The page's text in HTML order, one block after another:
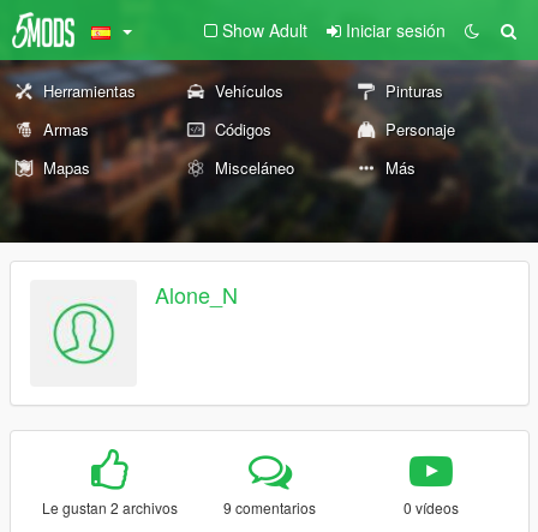
Show Adult Iniciar sesión
Herramientas Vehículos
Pinturas
Armas
Códigos
Personaje
Mapas
Misceláneo Más
Alone_N
Le gustan 2 archivos 9 comentarios 0 vídeos